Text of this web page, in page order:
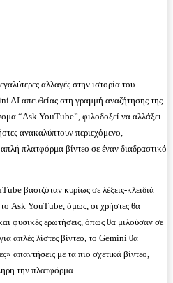
αλλαγές στην ιστορία του
AI απευθείας στη γραμμή αναζήτησης της
“Ask YouTube”, φιλοδοξεί να αλλάξει
ανακαλύπτουν περιεχόμενο,
πλατφόρμα βίντεο σε έναν διαδραστικό
βασιζόταν κυρίως σε λέξεις-κλειδιά
Ask YouTube, όμως, οι χρήστες θα
φυσικές ερωτήσεις, όπως θα μιλούσαν σε
απλές λίστες βίντεο, το Gemini θα
απαντήσεις με τα πιο σχετικά βίντεο,
την πλατφόρμα.